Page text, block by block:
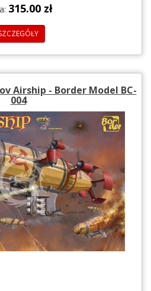
315.00 zł
Airship - Border Model BC-
004